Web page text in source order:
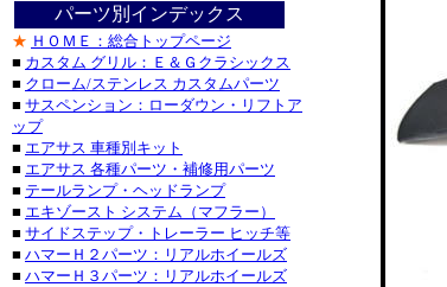
パーツ別インデックス
★ ＨＯＭＥ：総合トップページ
■ カスタム グリル：Ｅ＆Ｇクラシックス
■ クローム/ステンレス カスタムパーツ
■ サスペンション：ローダウン・リフトア
ップ
■ エアサス 車種別キット
■ エアサス 各種パーツ・補修用パーツ
■ テールランプ・ヘッドランプ
■ エキゾースト システム（マフラー）
■ サイドステップ・トレーラー ヒッチ等
■ ハマーＨ２パーツ：リアルホイールズ
■ ハマーＨ３パーツ：リアルホイールズ